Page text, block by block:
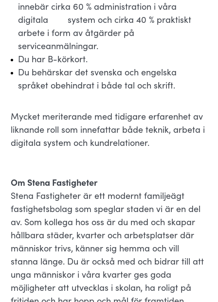
innebär cirka 60 % administration i våra
digitala system och cirka 40 % praktiskt
arbete i form av åtgärder på
serviceanmälningar.
Du har B-körkort.
Du behärskar det svenska och engelska
språket obehindrat i både tal och skrift.
Mycket meriterande med tidigare erfarenhet av
liknande roll som innefattar både teknik, arbeta i
digitala system och kundrelationer.
Om Stena Fastigheter
Stena Fastigheter är ett modernt familjeägt
fastighetsbolag som speglar staden vi är en del
av. Som kollega hos oss är du med och skapar
hållbara städer, kvarter och arbetsplatser där
människor trivs, känner sig hemma och vill
stanna länge. Du är också med och bidrar till att
unga människor i våra kvarter ges goda
möjligheter att utvecklas i skolan, ha roligt på